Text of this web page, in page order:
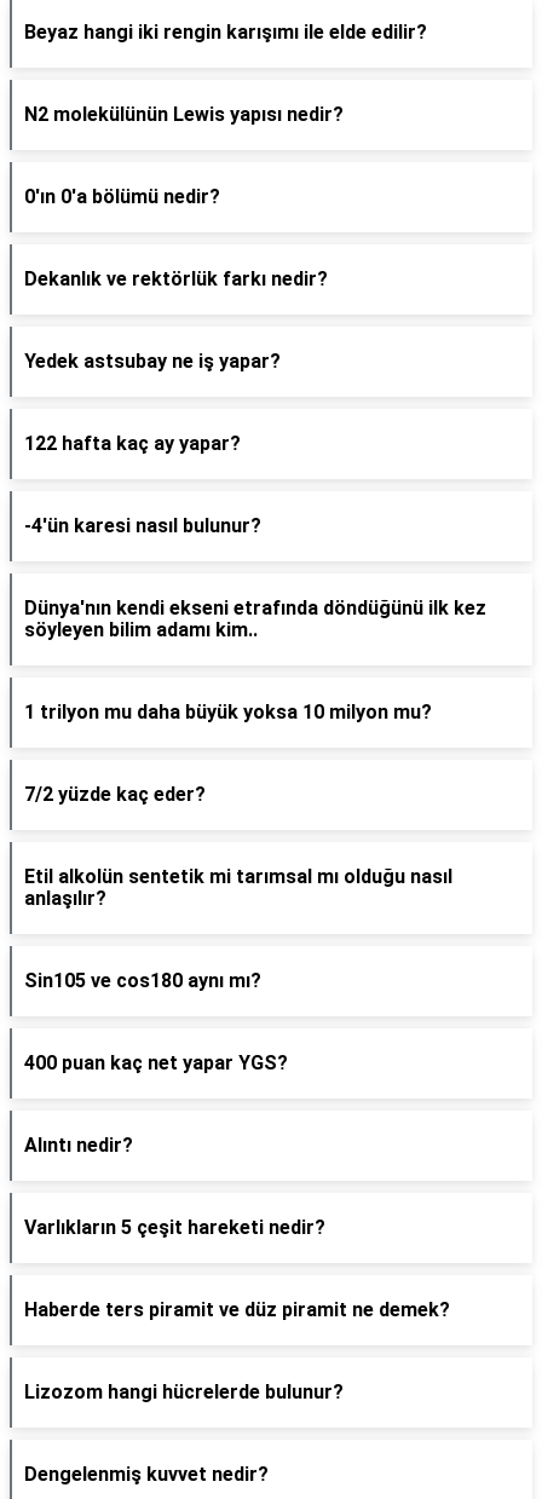
Beyaz hangi iki rengin karışımı ile elde edilir?
N2 molekülünün Lewis yapısı nedir?
0'ın 0'a bölümü nedir?
Dekanlık ve rektörlük farkı nedir?
Yedek astsubay ne iş yapar?
122 hafta kaç ay yapar?
-4'ün karesi nasıl bulunur?
Dünya'nın kendi ekseni etrafında döndüğünü ilk kez
söyleyen bilim adamı kim..
1 trilyon mu daha büyük yoksa 10 milyon mu?
7/2 yüzde kaç eder?
Etil alkolün sentetik mi tarımsal mı olduğu nasıl
anlaşılır?
Sin105 ve cos180 aynı mı?
400 puan kaç net yapar YGS?
Alıntı nedir?
Varlıkların 5 çeşit hareketi nedir?
Haberde ters piramit ve düz piramit ne demek?
Lizozom hangi hücrelerde bulunur?
Dengelenmiş kuvvet nedir?